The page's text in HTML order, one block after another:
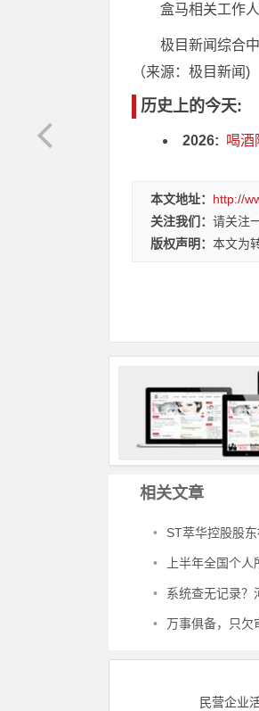
盒马相关工作
极目新闻综合
（来源：极目新闻)
历史上的今天:
2026: 喝酒
本文地址： http://
关注我们： 请关注
版权声明： 本文为
相关文章
• ST萃华控股股东
• 上半年全国个
• 系统查无记录？河南一银行拒
• 万事俱备，只欠审
民营企业